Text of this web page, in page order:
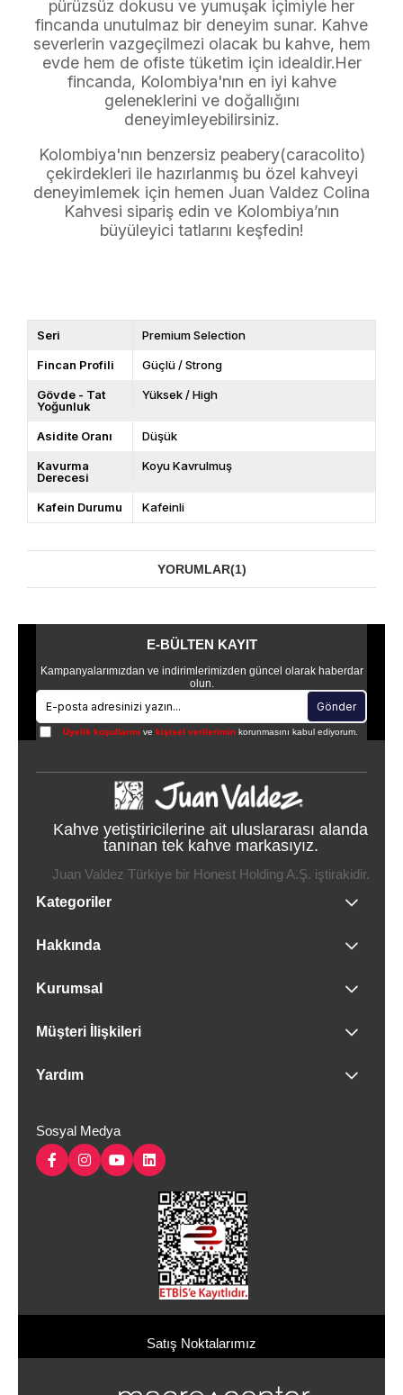
pürüzsüz dokusu ve yumuşak içimiyle her
fincanda unutulmaz bir deneyim sunar. Kahve
severlerin vazgeçilmezi olacak bu kahve, hem
evde hem de ofiste tüketim için idealdir.Her
fincanda, Kolombiya'nın en iyi kahve
geleneklerini ve doğallığını
deneyimleyebilirsiniz.
Kolombiya'nın benzersiz peabery(caracolito)
çekirdekleri ile hazırlanmış bu özel kahveyi
deneyimlemek için hemen Juan Valdez Colina
Kahvesi sipariş edin ve Kolombiya’nın
büyüleyici tatlarını keşfedin!
Seri Premium Selection
Fincan Profili Güçlü / Strong
Gövde - Tat
Yoğunluk
Yüksek / High
Asidite Oranı Düşük
Kavurma
Derecesi
Koyu Kavrulmuş
Kafein Durumu Kafeinli
YORUMLAR(1)
E-BÜLTEN KAYIT
Kampanyalarımızdan ve indirimlerimizden güncel olarak haberdar
olun.
Gönder
Üyelik koşullarını ve kişisel verilerimin korunmasını kabul ediyorum.
Kahve yetiştiricilerine ait uluslararası alanda
tanınan tek kahve markasıyız.
Juan Valdez Türkiye bir Honest Holding A.Ş. iştirakidir.
Kategoriler
Hakkında
Kurumsal
Müşteri İlişkileri
Yardım
Sosyal Medya
Satış Noktalarımız